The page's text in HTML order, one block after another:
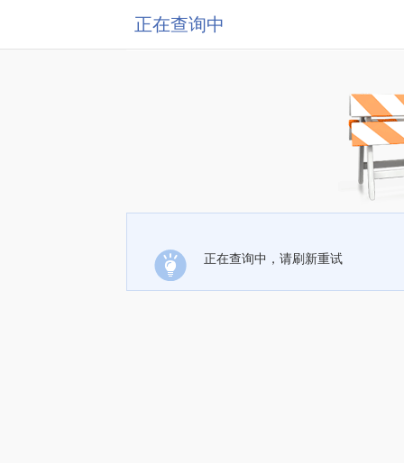
正在查询中
正在查询中，请刷新重试